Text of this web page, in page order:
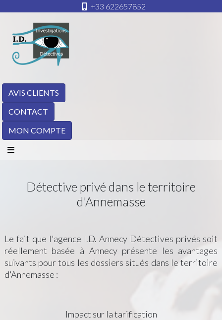
+33 622657852
AVIS CLIENTS
CONTACT
MON COMPTE
Détective privé dans le territoire
d'Annemasse
Le fait que l'agence I.D. Annecy Détectives privés soit
réellement basée à Annecy présente les avantages
suivants pour tous les dossiers situés dans le territoire
d'Annemasse :
Impact sur la tarification